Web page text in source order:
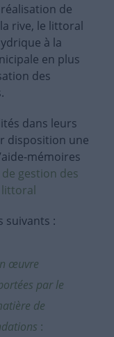
de
rive, le littoral
à la
en plus
des
dans leurs
disposition une
mémoires
gestion des
littoral
suivants :
œuvre
par le
de
: